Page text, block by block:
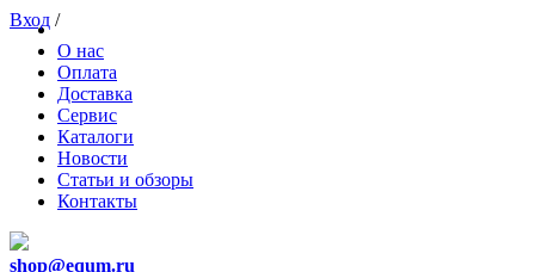
О нас
Оплата
Доставка
Сервис
Каталоги
Новости
Статьи и обзоры
Контакты
Вход /
shop@equm.ru